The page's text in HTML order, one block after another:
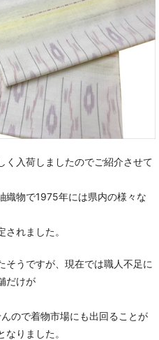
く入荷しましたのでご紹介させて
織物で1975年には県内の様々な
れました。
そうですが、現在では職人不足に
だけが
ので着物市場にも出回ることが
りました。